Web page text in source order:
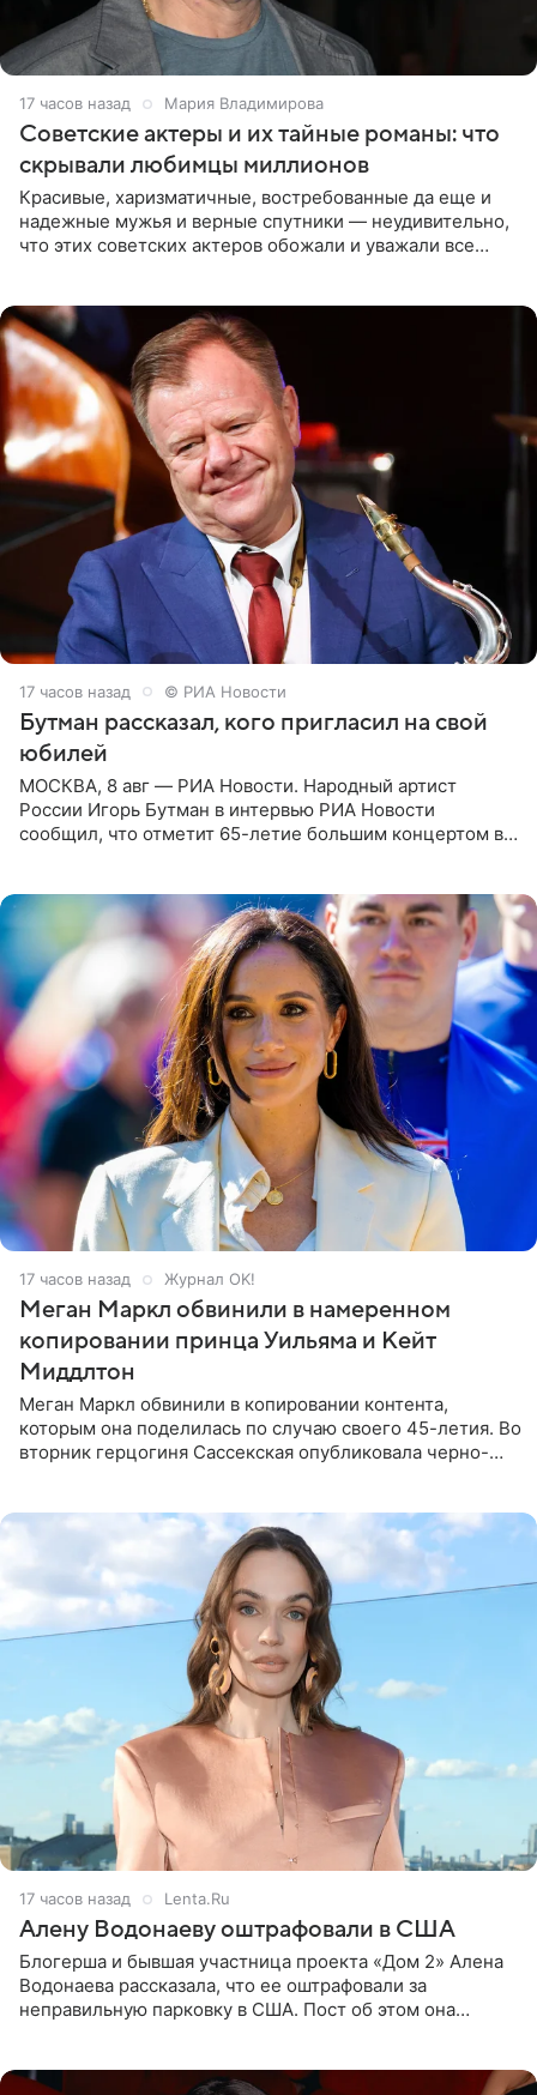
17 часов назад Мария Владимирова
Советские актеры и их тайные романы: что
скрывали любимцы миллионов
Красивые, харизматичные, востребованные да еще и
надежные мужья и верные спутники — неудивительно,
что этих советских актеров обожали и уважали все
17 часов назад © РИА Новости
Бутман рассказал, кого пригласил на свой
юбилей
МОСКВА, 8 авг — РИА Новости. Народный артист
России Игорь Бутман в интервью РИА Новости
сообщил, что отметит 65-летие большим концертом в
17 часов назад Журнал OK!
Меган Маркл обвинили в намеренном
копировании принца Уильяма и Кейт
Миддлтон
Меган Маркл обвинили в копировании контента,
которым она поделилась по случаю своего 45-летия. Во
вторник герцогиня Сассекская опубликовала черно-
17 часов назад Lenta.Ru
Алену Водонаеву оштрафовали в США
Блогерша и бывшая участница проекта «Дом 2» Алена
Водонаева рассказала, что ее оштрафовали за
неправильную парковку в США. Пост об этом она